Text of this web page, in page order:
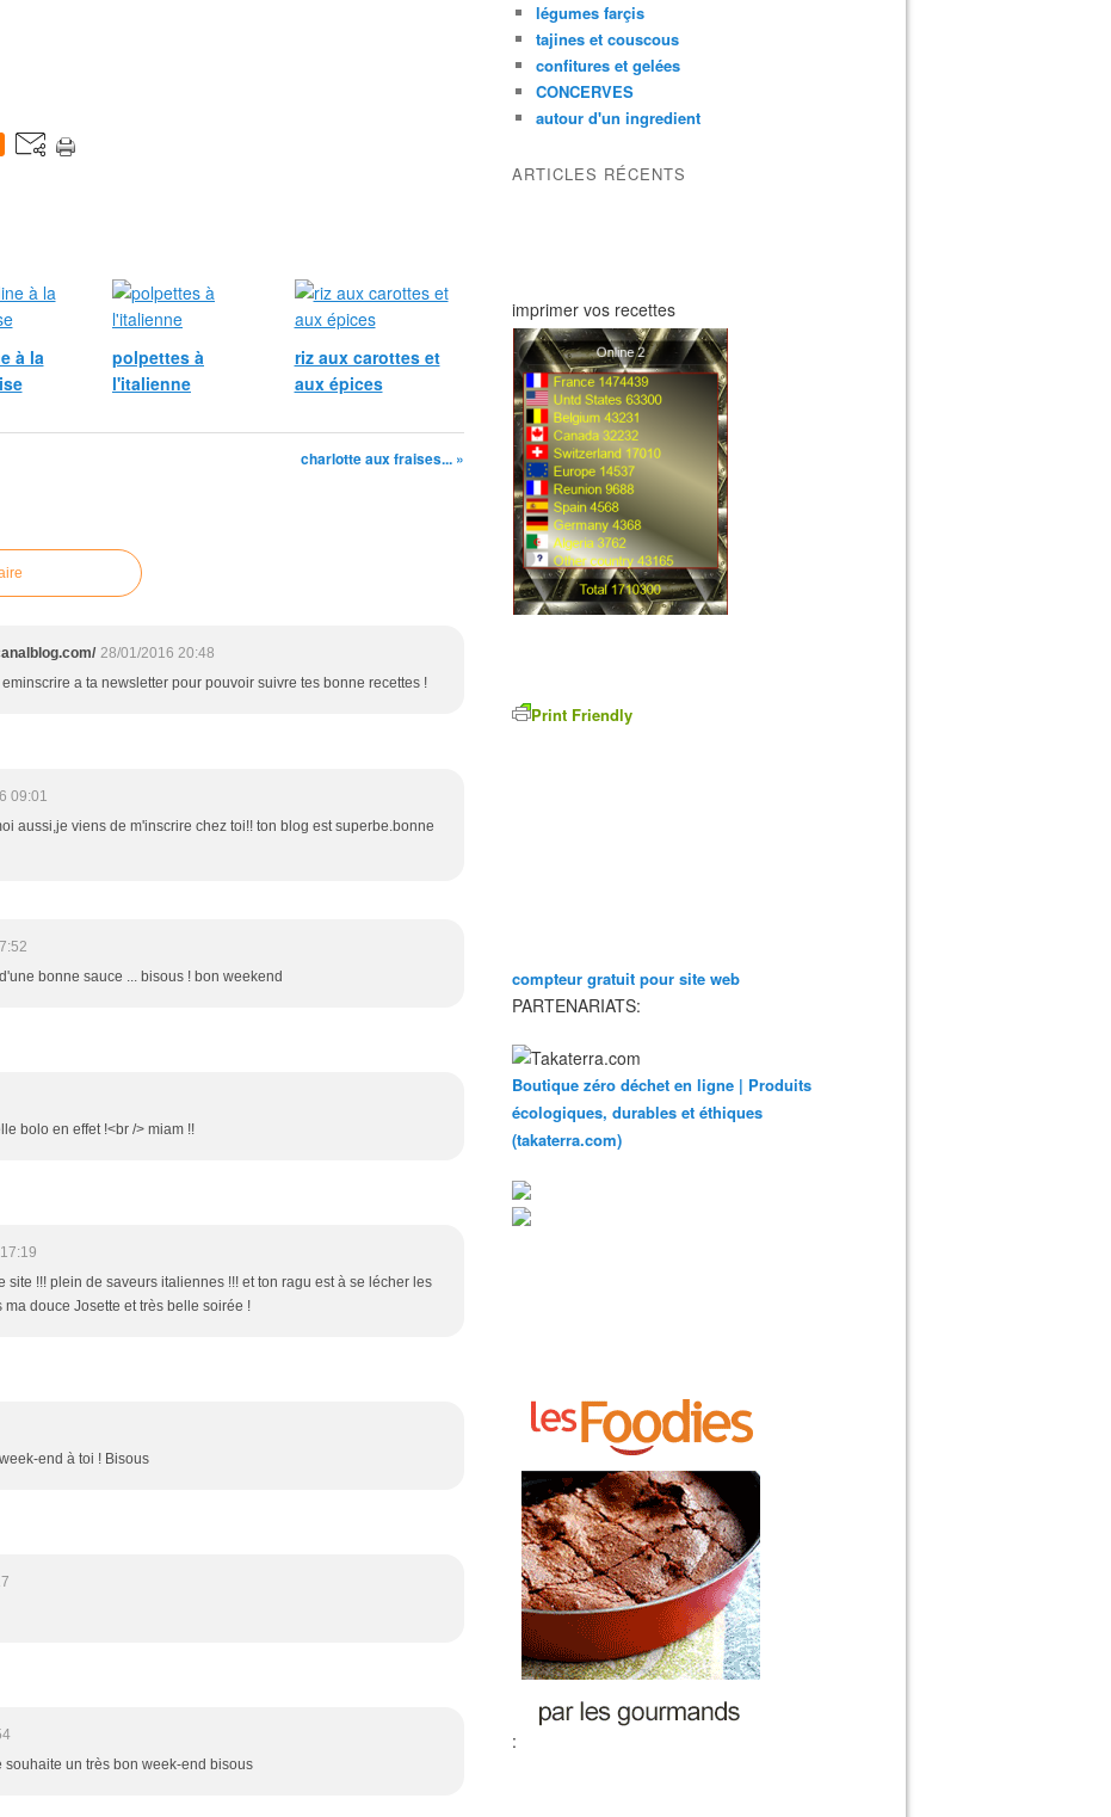
à la
polpettes à
l'italienne
riz aux carottes et
aux épices
charlotte aux fraises... »
28/01/2016 20:48
a ta newsletter pour pouvoir suivre tes bonne recettes !
09:01
aussi,je viens de m'inscrire chez toi!! ton blog est superbe.bonne
bonne sauce ... bisous ! bon weekend
bolo en effet !<br /> miam !!
site !!! plein de saveurs italiennes !!! et ton ragu est à se lécher les
douce Josette et très belle soirée !
end à toi ! Bisous
souhaite un très bon week-end bisous
légumes farçis
tajines et couscous
confitures et gelées
CONCERVES
autour d'un ingredient
ARTICLES RÉCENTS
imprimer vos recettes
Print Friendly
compteur gratuit pour site web
PARTENARIATS:
Boutique zéro déchet en ligne | Produits
écologiques, durables et éthiques
(takaterra.com)
: